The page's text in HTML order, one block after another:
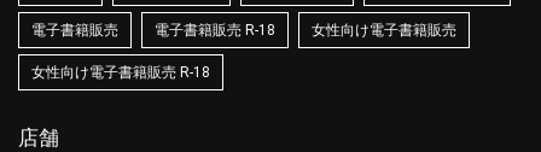
電子書籍販売 電子書籍販売 R-18 女性向け電子書籍販売
女性向け電子書籍販売 R-18
店舗